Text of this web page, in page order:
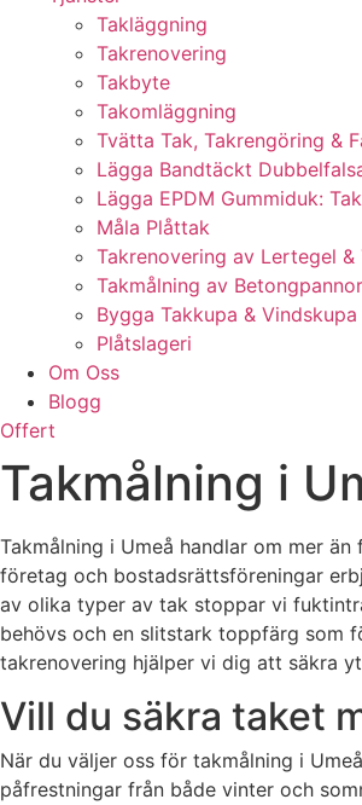
Takläggning
Takrenovering
Takbyte
Takomläggning
Tvätta Tak, Takrengöring &
Lägga Bandtäckt
Lägga EPDM Gummiduk:
Måla Plåttak
Takrenovering av Lertegel
Takmålning av
Bygga Takkupa & Vindskupa
Plåtslageri
Om Oss
Blogg
Offert
Takmålning i
Takmålning i Umeå handlar om mer
företag och bostadsrättsföreningar
av olika typer av tak stoppar vi
behövs och en slitstark toppfärg som
takrenovering hjälper vi dig att säkra
Vill du säkra taket
När du väljer oss för takmålning i
påfrestningar från både vinter och